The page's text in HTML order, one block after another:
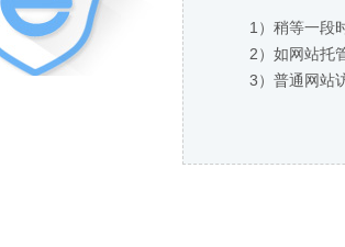
1）稍等一段
2）如网站托
3）普通网站